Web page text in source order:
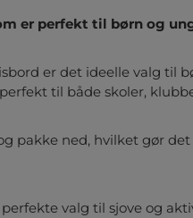
er perfekt til børn og
er det ideelle valg til
til både skoler,
pakke ned, hvilket gør
valg til sjove og